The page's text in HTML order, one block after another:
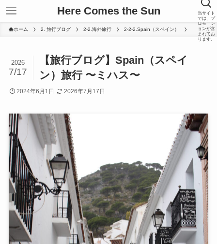
Here Comes the Sun 当サイト
では、プ
ロモーシ
ョンが含
まれてお
ります。
ホーム 2. 旅行ブログ 2-2.海外旅行 2-2-2.Spain（スペイン）
【旅行ブログ】Spain（スペイ
ン）旅行 〜ミハス〜
2026
7/17
2024年6月1日 2026年7月17日